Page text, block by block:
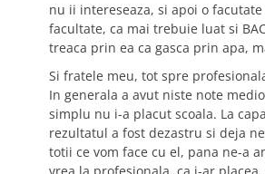
nu ii intereseaza, si apoi o facutate
facultate, ca mai trebuie luat si
treaca prin ea ca gasca prin apa,
Si fratele meu, tot spre
In generala a avut niste note
simplu nu i-a placut scoala. La
rezultatul a fost dezastru si deja
totii ce vom face cu el, pana ne-a